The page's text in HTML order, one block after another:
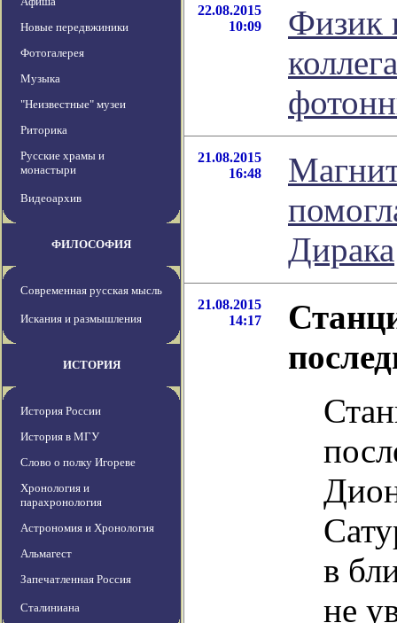
Новые передвжиники
Фотогалерея
Музыка
"Неизвестные" музеи
Риторика
Русские храмы и
монастыри
Видеоархив
ФИЛОСОФИЯ
Современная русская мысль
Искания и размышления
ИСТОРИЯ
История России
История в МГУ
Слово о полку Игореве
Хронология и
парахронология
Астрономия и Хронология
Альмагест
Запечатленная Россия
Сталиниана
22.08.2015
10:09
Физик
21.08.2015
16:48
Дирака
21.08.2015
14:17
в
не